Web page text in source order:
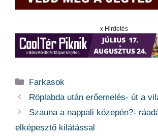
x Hirdetés
Kategória
Farkasok
Röplabda után erőemelés- út a
Szauna a nappali közepén?-
elképesztő kilátással